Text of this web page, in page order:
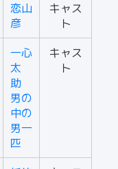
恋山
彦
キャス
ト
一心
太
助
男の
中の
男一
匹
キャス
ト